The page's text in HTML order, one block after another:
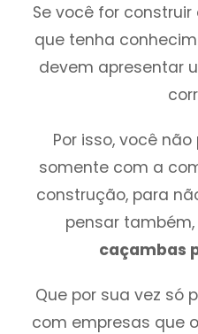
Se você for
que tenha
devem apresentar
Por isso, você
somente com a
construção, para
pensar também,
caçambas
Que por sua vez só
com empresas que